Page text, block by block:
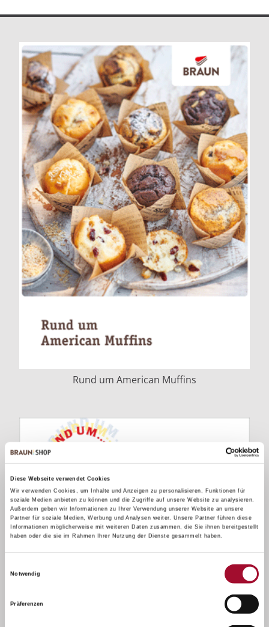
Diese Webseite verwendet Cookies
Wir verwenden Cookies, um Inhalte und Anzeigen zu personalisieren, Funktionen für
soziale Medien anbieten zu können und die Zugriffe auf unsere Website zu analysieren.
Außerdem geben wir Informationen zu Ihrer Verwendung unserer Website an unsere
Partner für soziale Medien, Werbung und Analysen weiter. Unsere Partner führen diese
Informationen möglicherweise mit weiteren Daten zusammen, die Sie ihnen bereitgestellt
haben oder die sie im Rahmen Ihrer Nutzung der Dienste gesammelt haben.
Notwendig
Präferenzen
Rund um American Muffins